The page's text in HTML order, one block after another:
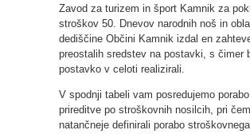
Zavod za turizem in šport Kamnik za
stroškov 50. Dnevov narodnih noš in
dediščine Občini Kamnik izdal en
preostalih sredstev na postavki, s čimer
postavko v celoti realizirali.
V spodnji tabeli vam posredujemo
prireditve po stroškovnih nosilcih, pri
natančneje definirali porabo